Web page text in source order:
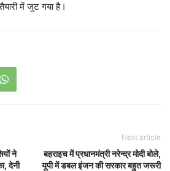
में जुट गया है।
ने
देनी
Next article
बहराइच में प्रधानमंत्री नरेन्द्र मोदी बोले,
यूपी में डबल इंजन की सरकार बहुत जरूरी